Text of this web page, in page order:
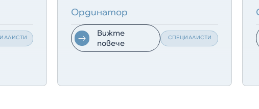
Ординатор
Вижте
повече
СПЕЦИАЛИСТИ